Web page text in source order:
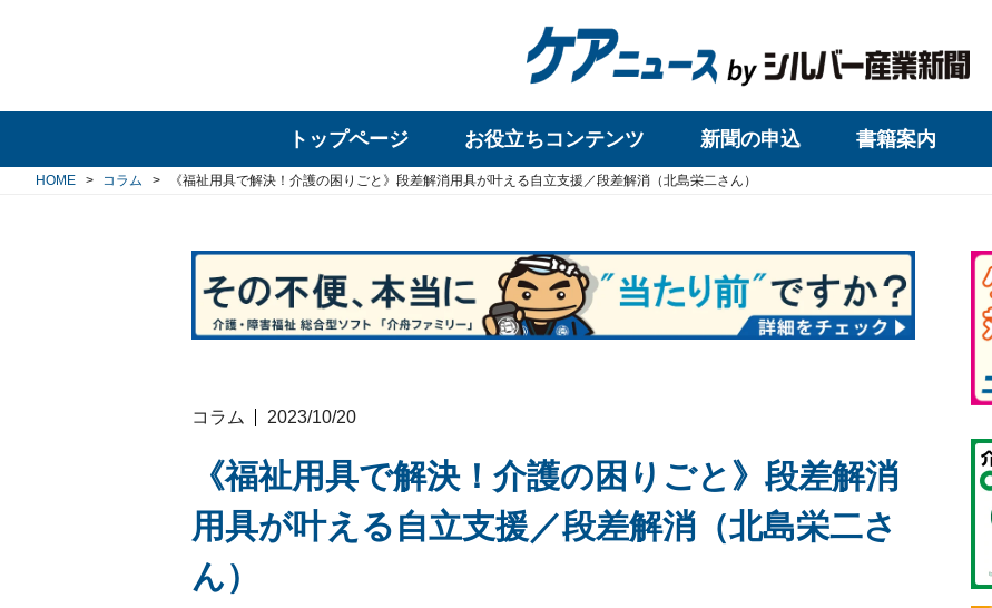
トップページ お役立ちコンテンツ 新聞の申込 書籍案内
HOME コラム 《福祉用具で解決！介護の困りごと》段差解消用具が叶える自立支援／段差解消（北島栄二さん）
コラム 2023/10/20
《福祉用具で解決！介護の困りごと》段差解消
用具が叶える自立支援／段差解消（北島栄二さ
ん）